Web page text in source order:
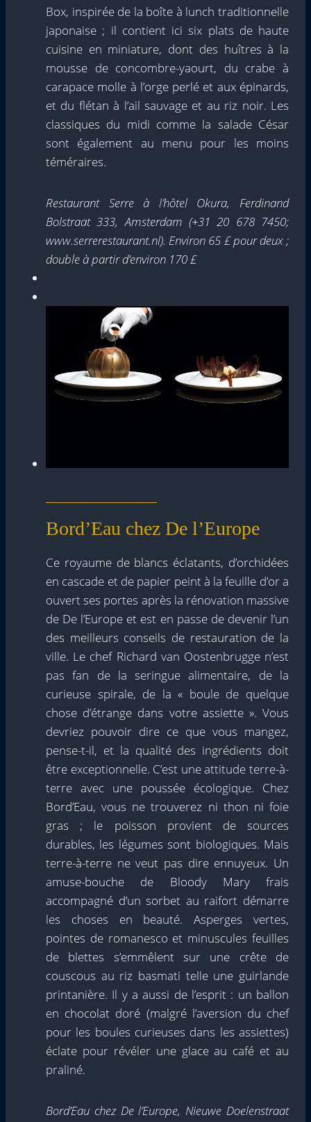
Box, inspirée de la boîte à lunch traditionnelle
japonaise ; il contient ici six plats de haute
cuisine en miniature, dont des huîtres à la
mousse de concombre-yaourt, du crabe à
carapace molle à l’orge perlé et aux épinards,
et du flétan à l’ail sauvage et au riz noir. Les
classiques du midi comme la salade César
sont également au menu pour les moins
téméraires.
Restaurant Serre à l’hôtel Okura, Ferdinand
Bolstraat 333, Amsterdam (+31 20 678 7450;
www.serrerestaurant.nl). Environ 65 £ pour deux ;
double à partir d’environ 170 £
Bord’Eau chez De l’Europe
Ce royaume de blancs éclatants, d’orchidées
en cascade et de papier peint à la feuille d’or a
ouvert ses portes après la rénovation massive
de De l’Europe et est en passe de devenir l’un
des meilleurs conseils de restauration de la
ville. Le chef Richard van Oostenbrugge n’est
pas fan de la seringue alimentaire, de la
curieuse spirale, de la « boule de quelque
chose d’étrange dans votre assiette ». Vous
devriez pouvoir dire ce que vous mangez,
pense-t-il, et la qualité des ingrédients doit
être exceptionnelle. C’est une attitude terre-à-
terre avec une poussée écologique. Chez
Bord’Eau, vous ne trouverez ni thon ni foie
gras ; le poisson provient de sources
durables, les légumes sont biologiques. Mais
terre-à-terre ne veut pas dire ennuyeux. Un
amuse-bouche de Bloody Mary frais
accompagné d’un sorbet au raifort démarre
les choses en beauté. Asperges vertes,
pointes de romanesco et minuscules feuilles
de blettes s’emmêlent sur une crête de
couscous au riz basmati telle une guirlande
printanière. Il y a aussi de l’esprit : un ballon
en chocolat doré (malgré l’aversion du chef
pour les boules curieuses dans les assiettes)
éclate pour révéler une glace au café et au
praliné.
Bord’Eau chez De l’Europe, Nieuwe Doelenstraat